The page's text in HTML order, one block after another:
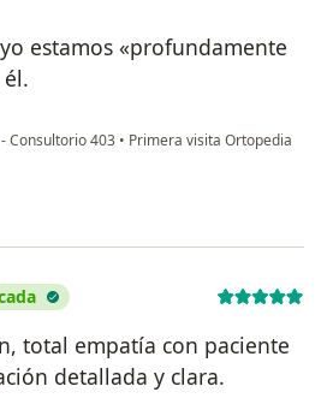
estamos «profundamente
Consultorio 403 • Primera visita Ortopedia
Carlos Orozco
total empatía con paciente
detallada y clara.